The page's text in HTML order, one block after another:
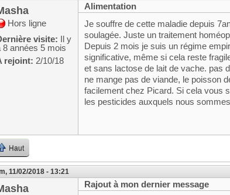
Hors ligne
visite: Il y
8 années 5 mois
rejoint: 2/10/18
Alimentation
Je souffre de cette maladie depuis
soulagée. Juste un traitement
Depuis 2 mois je suis un régime
significative, même si cela reste
et sans lactose de lait de vache. pas
ne mange pas de viande, le poisson
facilement chez Picard. Si cela vous
les pesticides auxquels nous
Haut
11/02/2018 - 13:21
Rajout à mon dernier message